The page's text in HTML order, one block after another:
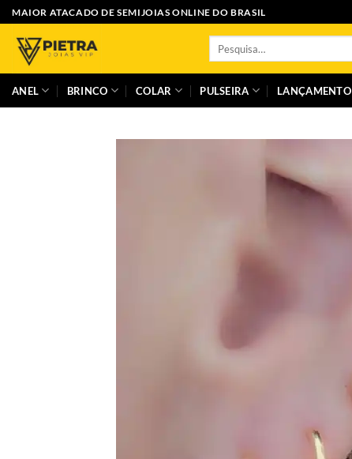
Skip
to
content
MAIOR ATACADO DE SEMIJOIAS ONLINE DO BRASIL
ANEL BRINCO COLAR PULSEIRA LANÇAMENTO